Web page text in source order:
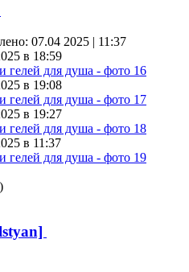
07.04 2025 | 11:37
в 18:59
в 19:08
в 19:27
в 11:37
)